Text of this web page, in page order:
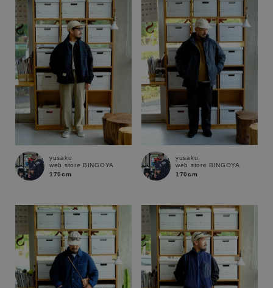
キーワード
性別
MENS LADIES
カテゴリ
yusaku
web store BINGOYA
170cm
yusaku
web store BINGOYA
170cm